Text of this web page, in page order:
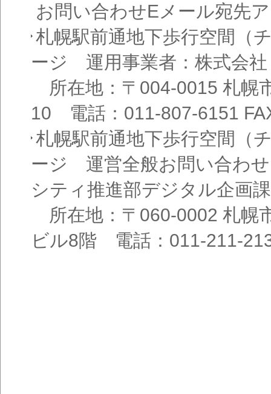
お問い合わせEメール宛先
札幌駅前通地下歩行空間（
ージ 運用事業者：株式会
所在地：〒004-0015 札幌
10 電話：011-807-6151
札幌駅前通地下歩行空間（
ージ 運営全般お問い合わ
シティ推進部デジタル企画課
所在地：〒060-0002 札幌
ビル8階 電話：011-211-